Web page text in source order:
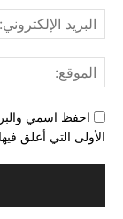
احفظ اسمي
الأولى التي أعلق